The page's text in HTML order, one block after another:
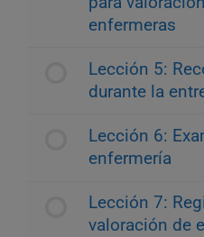
enfermeras
Lección 5:
durante la
Lección 6:
enfermería
Lección 7:
valoración de